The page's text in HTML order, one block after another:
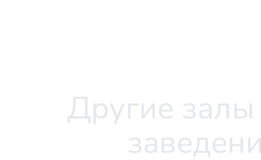
Другие залы